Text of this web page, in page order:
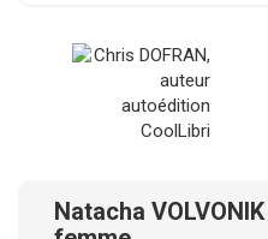
Natacha